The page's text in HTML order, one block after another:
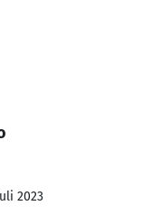
2023